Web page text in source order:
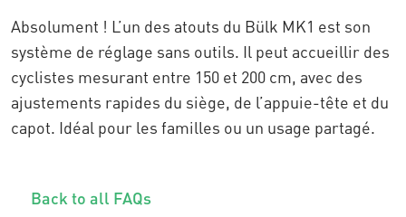
Absolument ! L’un des atouts du Bülk MK1 est son
système de réglage sans outils. Il peut accueillir des
cyclistes mesurant entre 150 et 200 cm, avec des
ajustements rapides du siège, de l’appuie-tête et du
capot. Idéal pour les familles ou un usage partagé.
Back to all FAQs